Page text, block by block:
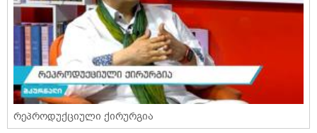
რეპროდუქციული ქირურგია